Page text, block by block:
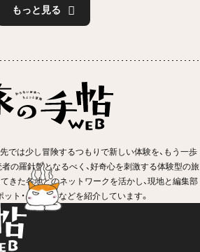
もっと見る
では少し冒険するつもりで新しい体験を、もう一歩
の羅針盤となるべく、好奇心を刺激する体験型の旅
きた各地とのネットワークを活かし、現地と編集部
ト・イベントなどを紹介しています。